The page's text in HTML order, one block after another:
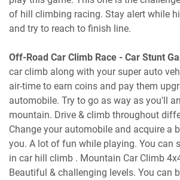
of hill climbing racing. Stay alert while
and try to reach to finish line.
Off-Road Car Climb Race - Car Stunt
car climb along with your super auto
air-time to earn coins and pay them
automobile. Try to go as way as you'll
mountain. Drive & climb throughout
Change your automobile and acquire a
you. A lot of fun while playing. You can
in car hill climb . Mountain Car Climb
Beautiful & challenging levels. You can